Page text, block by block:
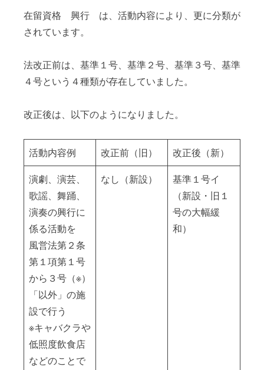
在留資格 興行 は、活動内容により、更に分類が
されています。
法改正前は、基準１号、基準２号、基準３号、基準
４号という４種類が存在していました。
改正後は、以下のようになりました。
活動内容例 改正前（旧） 改正後（新）
演劇、演芸、
歌謡、舞踊、
演奏の興行に
係る活動を
風営法第２条
第１項第１号
から３号（※）
「以外」の施
設で行う
※キャバクラや
低照度飲食店
などのことで
なし（新設）
基準１号イ
（新設・旧１
号の大幅緩
和）